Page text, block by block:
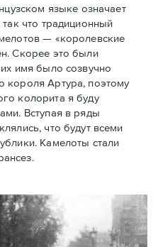
языке означает
что традиционный
— «королевские
Скорее это были
имя было созвучно
короля Артура, поэтому
колорита я буду
Вступая в ряды
что будут всеми
Камелоты стали